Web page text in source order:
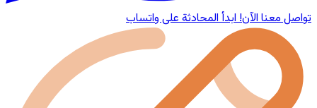
تواصل معنا الآن!ابدأ المحادثة على واتساب